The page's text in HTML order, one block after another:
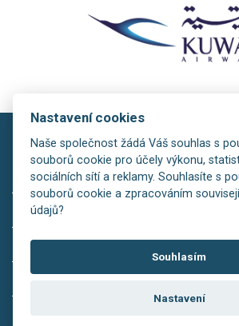
Rezervační systém:
Redakční systém:
Nastavení cookies
Naše společnost žádá Váš souhlas s
souborů cookie pro účely výkonu,
sociálních sítí a reklamy. Souhlasíte s
souborů cookie a zpracováním
údajů?
Souhlasím
Nastavení